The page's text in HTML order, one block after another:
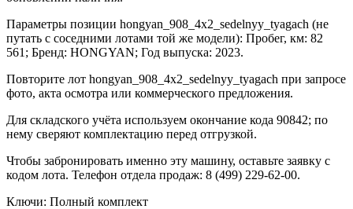
Параметры позиции hongyan_908_4x2_sedelnyy_tyagach (не
путать с соседними лотами той же модели): Пробег, км: 82
561; Бренд: HONGYAN; Год выпуска: 2023.
Повторите лот hongyan_908_4x2_sedelnyy_tyagach при запросе
фото, акта осмотра или коммерческого предложения.
Для складского учёта используем окончание кода 90842; по
нему сверяют комплектацию перед отгрузкой.
Чтобы забронировать именно эту машину, оставьте заявку с
кодом лота. Телефон отдела продаж: 8 (499) 229-62-00.
Ключи: Полный комплект